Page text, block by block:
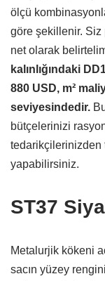
ölçü
göre şekillenir. Siz
net olarak
kalınlığındaki
880 USD, m²
seviyesindedir.
bütçelerinizi
tedarikçilerinizden
yapabilirsiniz.
ST37
Metalurjik kökeni
sacın yüzey